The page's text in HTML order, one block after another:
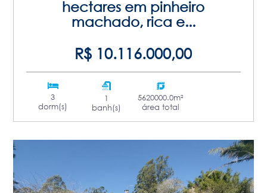
hectares em pinheiro
machado, rica e...
R$ 10.116.000,00
3
dorm(s)
1
banh(s)
5620000.0m²
área total